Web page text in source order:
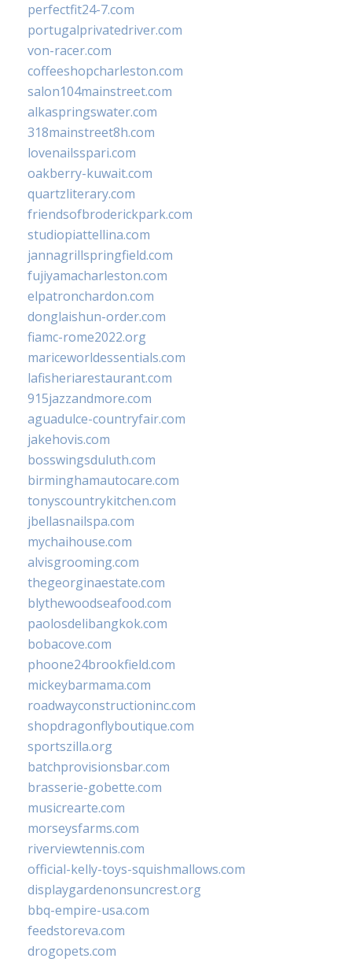
perfectfit24-7.com
portugalprivatedriver.com
von-racer.com
coffeeshopcharleston.com
salon104mainstreet.com
alkaspringswater.com
318mainstreet8h.com
lovenailsspari.com
oakberry-kuwait.com
quartzliterary.com
friendsofbroderickpark.com
studiopiattellina.com
jannagrillspringfield.com
fujiyamacharleston.com
elpatronchardon.com
donglaishun-order.com
fiamc-rome2022.org
mariceworldessentials.com
lafisheriarestaurant.com
915jazzandmore.com
aguadulce-countryfair.com
jakehovis.com
bosswingsduluth.com
birminghamautocare.com
tonyscountrykitchen.com
jbellasnailspa.com
mychaihouse.com
alvisgrooming.com
thegeorginaestate.com
blythewoodseafood.com
paolosdelibangkok.com
bobacove.com
phoone24brookfield.com
mickeybarmama.com
roadwayconstructioninc.com
shopdragonflyboutique.com
sportszilla.org
batchprovisionsbar.com
brasserie-gobette.com
musicrearte.com
morseysfarms.com
riverviewtennis.com
official-kelly-toys-squishmallows.com
displaygardenonsuncrest.org
bbq-empire-usa.com
feedstoreva.com
drogopets.com